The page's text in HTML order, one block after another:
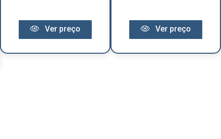
Ver preço Ver preço